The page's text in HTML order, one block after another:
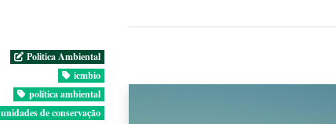
Politica Ambiental
icmbio
política ambiental
unidades de conservação